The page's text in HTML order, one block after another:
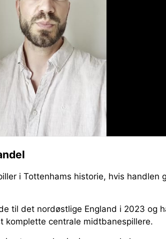
i Tottenhams historie, hvis handlen
til det nordøstlige England i 2023 og
komplette centrale midtbanespillere.